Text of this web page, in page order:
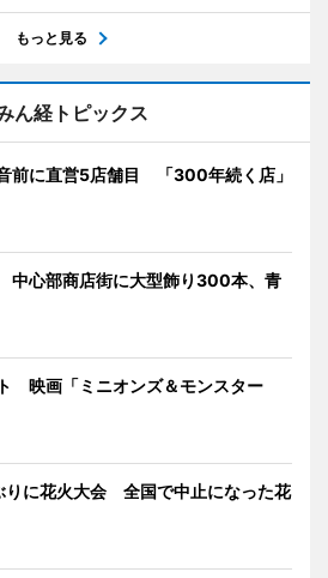
もっと見る
ん経トピックス
前に直営5店舗目 「300年続く店」
心部商店街に大型飾り300本、青
映画「ミニオンズ＆モンスター
りに花火大会 全国で中止になった花